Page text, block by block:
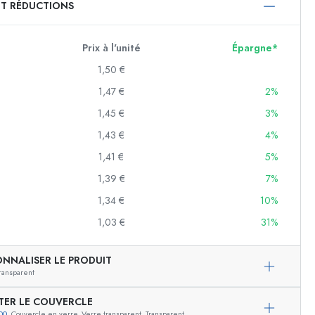
ml
ml
RÉDUCTIONS
Prix à l'unité
Épargne*
1,50 €
1,47 €
2%
1,45 €
3%
1,43 €
4%
1,41 €
5%
1,39 €
7%
1,34 €
10%
1,03 € 31%
LE PRODUIT
LE COUVERCLE